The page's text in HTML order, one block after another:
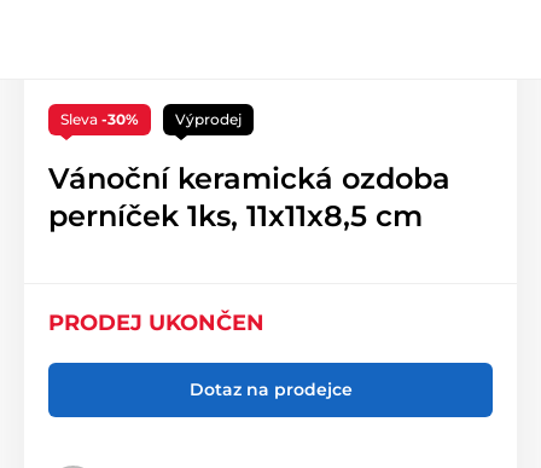
Sleva -30% Výprodej
Vánoční keramická ozdoba
perníček 1ks, 11x11x8,5 cm
PRODEJ UKONČEN
Dotaz na prodejce